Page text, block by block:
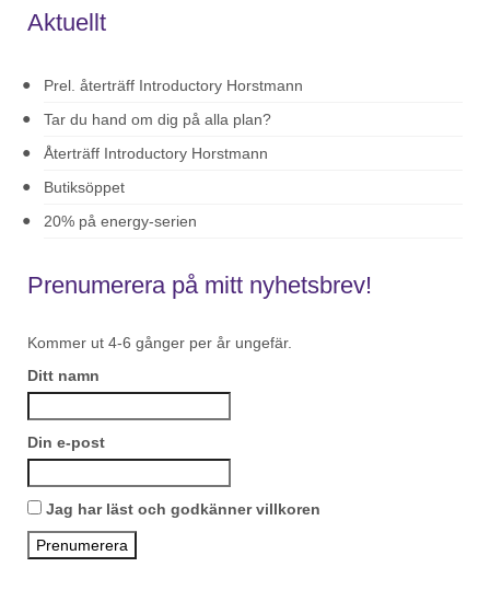
Aktuellt
Prel. återträff Introductory Horstmann
Tar du hand om dig på alla plan?
Återträff Introductory Horstmann
Butiksöppet
20% på energy-serien
Prenumerera på mitt nyhetsbrev!
Kommer ut 4-6 gånger per år ungefär.
Ditt namn
Din e-post
Jag har läst och godkänner villkoren